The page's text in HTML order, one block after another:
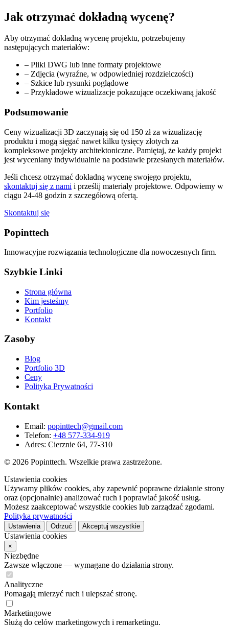
Jak otrzymać dokładną wycenę?
Aby otrzymać dokładną wycenę projektu, potrzebujemy
następujących materiałów:
– Pliki DWG lub inne formaty projektowe
– Zdjęcia (wyraźne, w odpowiedniej rozdzielczości)
– Szkice lub rysunki poglądowe
– Przykładowe wizualizacje pokazujące oczekiwaną jakość
Podsumowanie
Ceny wizualizacji 3D zaczynają się od 150 zł za wizualizację
produktu i mogą sięgać nawet kilku tysięcy złotych za
kompleksowe projekty architektoniczne. Pamiętaj, że każdy projekt
jest wyceniany indywidualnie na podstawie przesłanych materiałów.
Jeśli chcesz otrzymać dokładną wycenę swojego projektu,
skontaktuj się z nami i prześlij materiały projektowe. Odpowiemy w
ciągu 24-48 godzin z szczegółową ofertą.
Skontaktuj się
Popinttech
Innowacyjne rozwiązania technologiczne dla nowoczesnych firm.
Szybkie Linki
Strona główna
Kim jesteśmy
Portfolio
Kontakt
Zasoby
Blog
Portfolio 3D
Ceny
Polityka Prywatności
Kontakt
Email: popinttech@gmail.com
Telefon: +48 577-334-919
Adres: Cierznie 64, 77-310
© 2026 Popinttech. Wszelkie prawa zastrzeżone.
Ustawienia cookies
Używamy plików cookies, aby zapewnić poprawne działanie strony
oraz (opcjonalnie) analizować ruch i poprawiać jakość usług.
Możesz zaakceptować wszystkie cookies lub zarządzać zgodami.
Polityka prywatności
Ustawienia Odrzuć Akceptuj wszystkie
Ustawienia cookies
×
Niezbędne
Zawsze włączone — wymagane do działania strony.
Analityczne
Pomagają mierzyć ruch i ulepszać stronę.
Marketingowe
Służą do celów marketingowych i remarketingu.